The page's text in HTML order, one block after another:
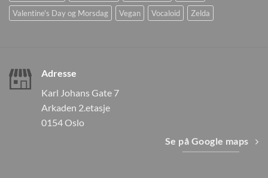
Valentine's Day og Morsdag
Vegan Vocaloid Zelda
Adresse
Karl Johans Gate 7
Arkaden 2.etasje
0154 Oslo
Se på Google maps